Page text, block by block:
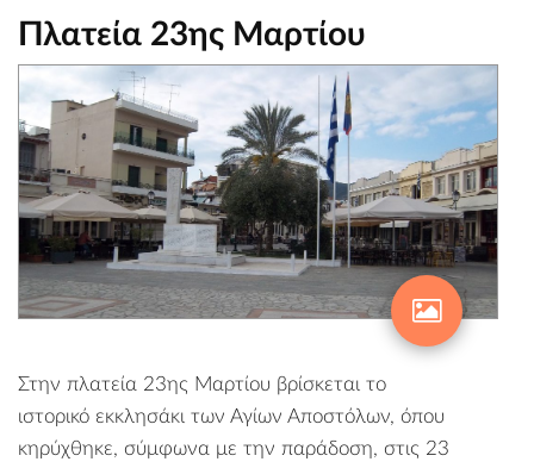
Πλατεία 23ης Μαρτίου
Στην πλατεία 23ης Μαρτίου βρίσκεται το
ιστορικό εκκλησάκι των Αγίων Αποστόλων, όπου
κηρύχθηκε, σύμφωνα με την παράδοση, στις 23